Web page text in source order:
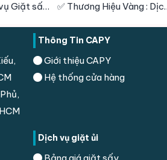
✅ TOP 2 : Dịch vụ Giặt sấy – Giặt hấp – Giặt khô – Giặt Công Nghiệp – Vệ Sinh giày Quận 10 ✅ Thương Hiệu Vàng : Dịch vụ
Thông Tin CAPY
Giới thiệu CAPY
Hệ thống cửa hàng
Dịch vụ giặt ủi